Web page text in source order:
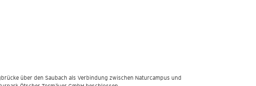
über den Saubach als Verbindung zwischen Naturcampus und